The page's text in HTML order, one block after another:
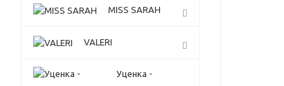
MISS SARAH
VALERI
Уценка -